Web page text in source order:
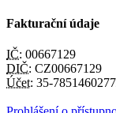
Fakturační údaje
IČ: 00667129
DIČ: CZ00667129
Účet: 35-